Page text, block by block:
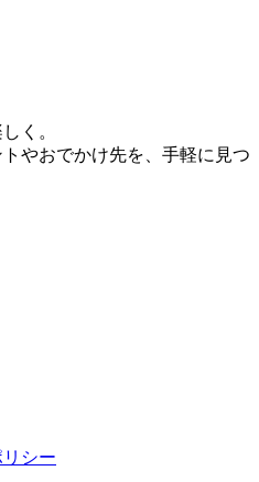
く。
やおでかけ先を、手軽に見つ
シー